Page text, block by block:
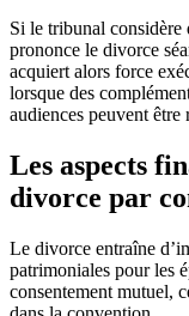
Si le tribunal considère
prononce le divorce
acquiert alors force
lorsque des
audiences peuvent être
Les aspects
divorce par
Le divorce entraîne
patrimoniales pour les
consentement mutuel,